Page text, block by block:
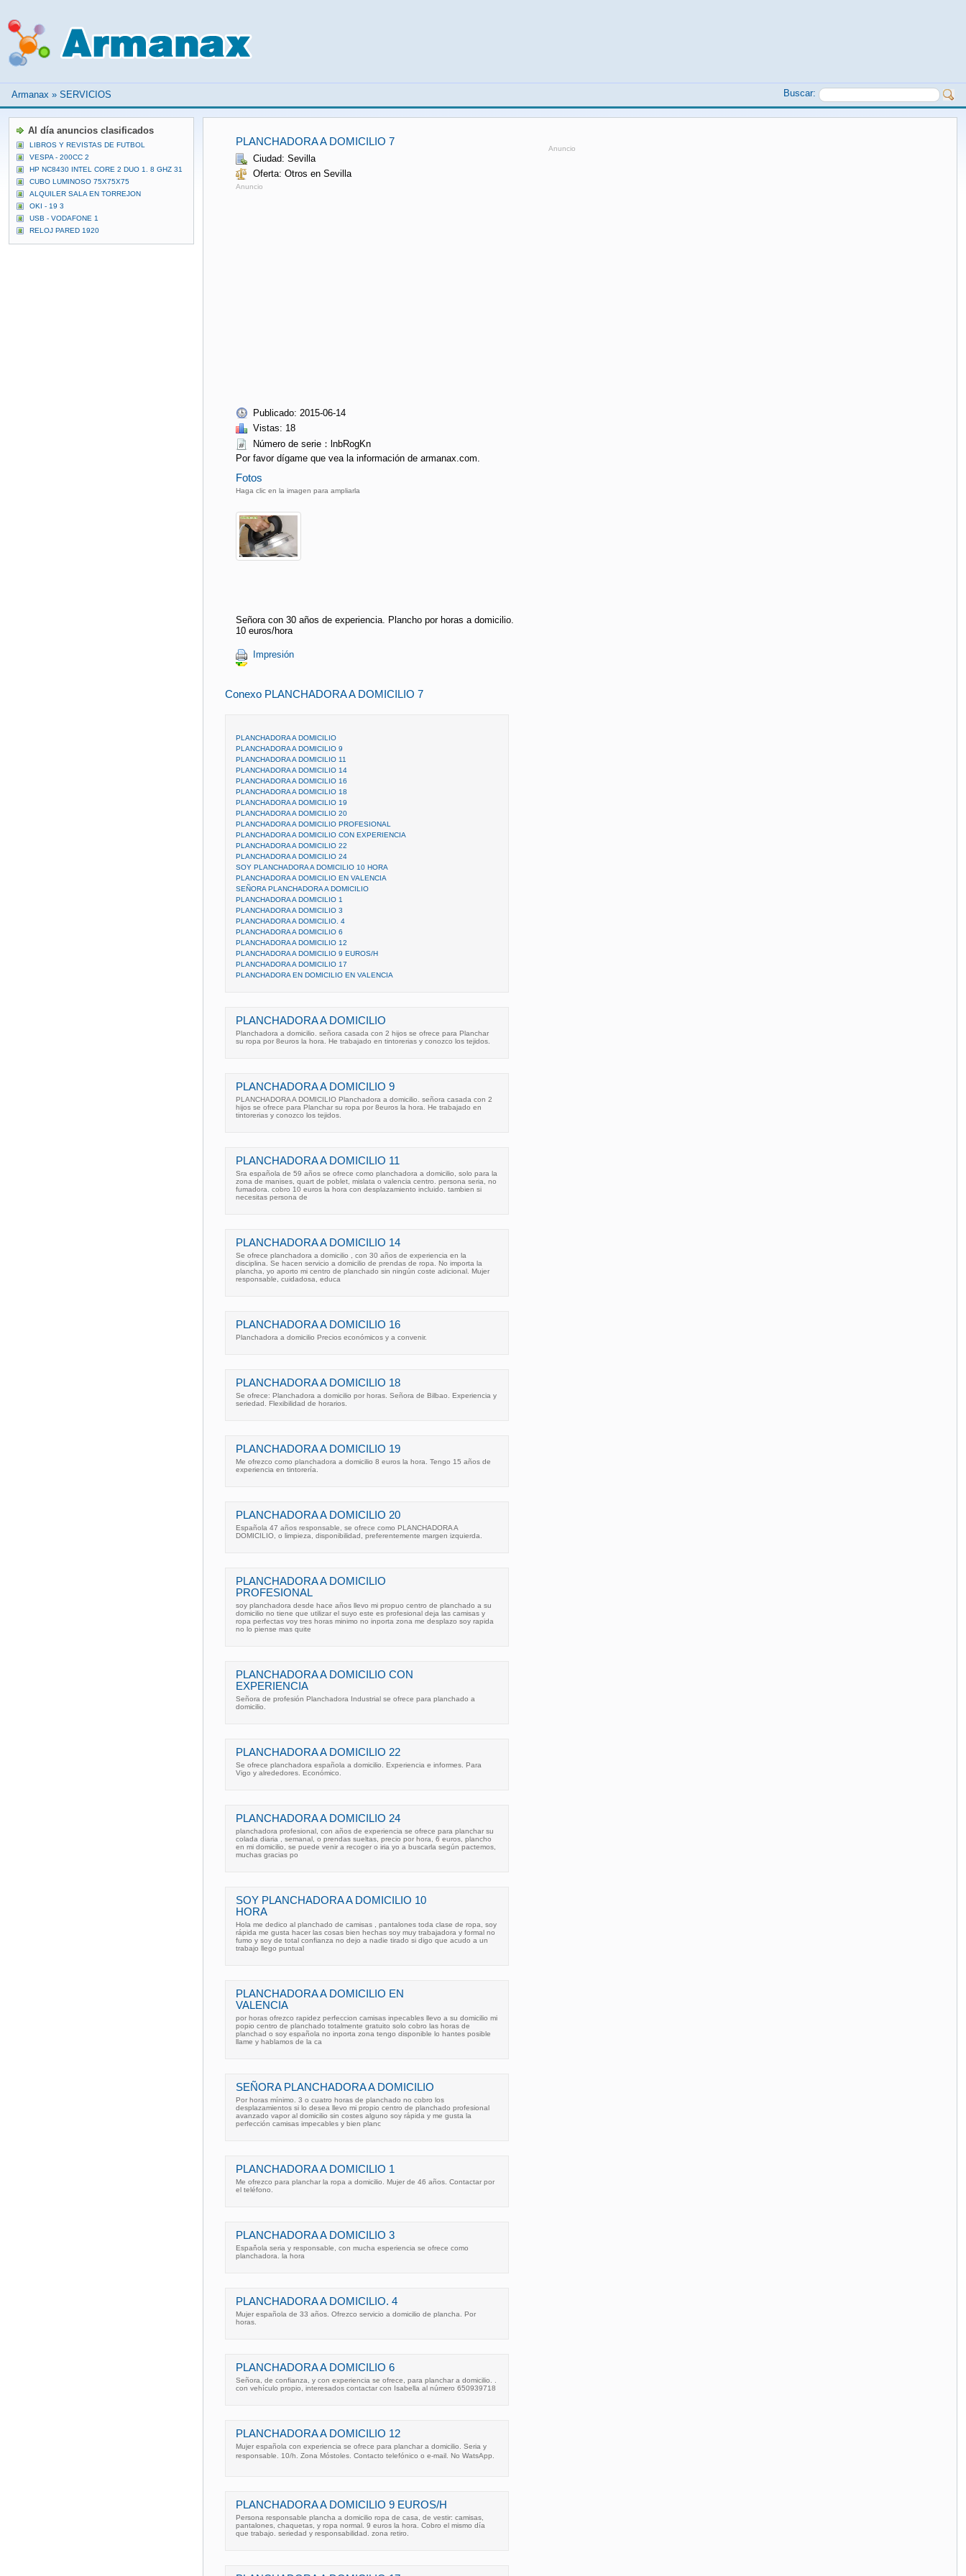
Armanax » SERVICIOS Buscar:
PLANCHADORA A DOMICILIO 7
Ciudad: Sevilla
Oferta: Otros en Sevilla
Anuncio
Publicado: 2015-06-14
Vistas: 18
Número de serie：lnbRogKn
Por favor dígame que vea la información de armanax.com.
Fotos
Haga clic en la imagen para ampliarla
Señora con 30 años de experiencia. Plancho por horas a domicilio.
10 euros/hora
Impresión
Anuncio
Conexo PLANCHADORA A DOMICILIO 7
PLANCHADORA A DOMICILIO
PLANCHADORA A DOMICILIO 9
PLANCHADORA A DOMICILIO 11
PLANCHADORA A DOMICILIO 14
PLANCHADORA A DOMICILIO 16
PLANCHADORA A DOMICILIO 18
PLANCHADORA A DOMICILIO 19
PLANCHADORA A DOMICILIO 20
PLANCHADORA A DOMICILIO PROFESIONAL
PLANCHADORA A DOMICILIO CON EXPERIENCIA
PLANCHADORA A DOMICILIO 22
PLANCHADORA A DOMICILIO 24
SOY PLANCHADORA A DOMICILIO 10 HORA
PLANCHADORA A DOMICILIO EN VALENCIA
SEÑORA PLANCHADORA A DOMICILIO
PLANCHADORA A DOMICILIO 1
PLANCHADORA A DOMICILIO 3
PLANCHADORA A DOMICILIO. 4
PLANCHADORA A DOMICILIO 6
PLANCHADORA A DOMICILIO 12
PLANCHADORA A DOMICILIO 9 EUROS/H
PLANCHADORA A DOMICILIO 17
PLANCHADORA EN DOMICILIO EN VALENCIA
PLANCHADORA A DOMICILIO
Planchadora a domicilio. señora casada con 2 hijos se ofrece para Planchar
su ropa por 8euros la hora. He trabajado en tintorerias y conozco los tejidos.
PLANCHADORA A DOMICILIO 9
PLANCHADORA A DOMICILIO Planchadora a domicilio. señora casada con 2
hijos se ofrece para Planchar su ropa por 8euros la hora. He trabajado en
tintorerias y conozco los tejidos.
PLANCHADORA A DOMICILIO 11
Sra española de 59 años se ofrece como planchadora a domicilio, solo para la
zona de manises, quart de poblet, mislata o valencia centro. persona seria, no
fumadora. cobro 10 euros la hora con desplazamiento incluido. tambien si
necesitas persona de
PLANCHADORA A DOMICILIO 14
Se ofrece planchadora a domicilio , con 30 años de experiencia en la
disciplina. Se hacen servicio a domicilio de prendas de ropa. No importa la
plancha, yo aporto mi centro de planchado sin ningún coste adicional. Mujer
responsable, cuidadosa, educa
PLANCHADORA A DOMICILIO 16
Planchadora a domicilio Precios económicos y a convenir.
PLANCHADORA A DOMICILIO 18
Se ofrece: Planchadora a domicilio por horas. Señora de Bilbao. Experiencia y
seriedad. Flexibilidad de horarios.
PLANCHADORA A DOMICILIO 19
Me ofrezco como planchadora a domicilio 8 euros la hora. Tengo 15 años de
experiencia en tintorería.
PLANCHADORA A DOMICILIO 20
Española 47 años responsable, se ofrece como PLANCHADORA A
DOMICILIO, o limpieza, disponibilidad, preferentemente margen izquierda.
PLANCHADORA A DOMICILIO
PROFESIONAL
soy planchadora desde hace años llevo mi propuo centro de planchado a su
domicilio no tiene que utilizar el suyo este es profesional deja las camisas y
ropa perfectas voy tres horas minimo no inporta zona me desplazo soy rapida
no lo piense mas quite
PLANCHADORA A DOMICILIO CON
EXPERIENCIA
Señora de profesión Planchadora Industrial se ofrece para planchado a
domicilio.
PLANCHADORA A DOMICILIO 22
Se ofrece planchadora española a domicilio. Experiencia e informes. Para
Vigo y alrededores. Económico.
PLANCHADORA A DOMICILIO 24
planchadora profesional, con años de experiencia se ofrece para planchar su
colada diaria , semanal, o prendas sueltas, precio por hora, 6 euros, plancho
en mi domicilio, se puede venir a recoger o iria yo a buscarla según pactemos,
muchas gracias po
SOY PLANCHADORA A DOMICILIO 10
HORA
Hola me dedico al planchado de camisas , pantalones toda clase de ropa, soy
rápida me gusta hacer las cosas bien hechas soy muy trabajadora y formal no
fumo y soy de total confianza no dejo a nadie tirado si digo que acudo a un
trabajo llego puntual
PLANCHADORA A DOMICILIO EN
VALENCIA
por horas ofrezco rapidez perfeccion camisas inpecables llevo a su domicilio mi
popio centro de planchado totalmente gratuito solo cobro las horas de
planchad o soy española no inporta zona tengo disponible lo hantes posible
llame y hablamos de la ca
SEÑORA PLANCHADORA A DOMICILIO
Por horas mínimo. 3 o cuatro horas de planchado no cobro los
desplazamientos si lo desea llevo mi propio centro de planchado profesional
avanzado vapor al domicilio sin costes alguno soy rápida y me gusta la
perfección camisas impecables y bien planc
PLANCHADORA A DOMICILIO 1
Me ofrezco para planchar la ropa a domicilio. Mujer de 46 años. Contactar por
el teléfono.
PLANCHADORA A DOMICILIO 3
Espaňola seria y responsable, con mucha esperiencia se ofrece como
planchadora. la hora
PLANCHADORA A DOMICILIO. 4
Mujer española de 33 años. Ofrezco servicio a domicilio de plancha. Por
horas.
PLANCHADORA A DOMICILIO 6
Señora, de confianza, y con experiencia se ofrece, para planchar a domicilio. .
con vehículo propio, interesados contactar con Isabella al número 650939718
PLANCHADORA A DOMICILIO 12
Mujer española con experiencia se ofrece para planchar a domicilio. Seria y
responsable. 10/h. Zona Móstoles. Contacto telefónico o e-mail. No WatsApp.
PLANCHADORA A DOMICILIO 9 EUROS/H
Persona responsable plancha a domicilio ropa de casa, de vestir: camisas,
pantalones, chaquetas, y ropa normal. 9 euros la hora. Cobro el mismo día
que trabajo. seriedad y responsabilidad. zona retiro.
Al día anuncios clasificados
LIBROS Y REVISTAS DE FUTBOL
VESPA - 200CC 2
HP NC8430 INTEL CORE 2 DUO 1. 8 GHZ 31
CUBO LUMINOSO 75X75X75
ALQUILER SALA EN TORREJON
OKI - 19 3
USB - VODAFONE 1
RELOJ PARED 1920